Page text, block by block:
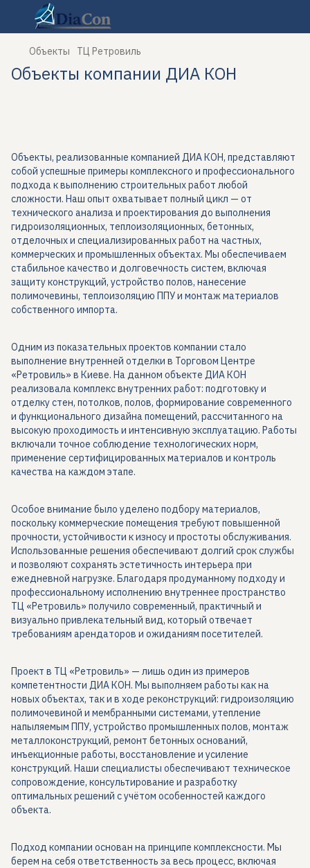
Объекты ТЦ Ретровиль
Объекты компании ДИА КОН
Объекты, реализованные компанией ДИА КОН, представляют
собой успешные примеры комплексного и профессионального
подхода к выполнению строительных работ любой
сложности. Наш опыт охватывает полный цикл — от
технического анализа и проектирования до выполнения
гидроизоляционных, теплоизоляционных, бетонных,
отделочных и специализированных работ на частных,
коммерческих и промышленных объектах. Мы обеспечиваем
стабильное качество и долговечность систем, включая
защиту конструкций, устройство полов, нанесение
полимочевины, теплоизоляцию ППУ и монтаж материалов
собственного импорта.
Одним из показательных проектов компании стало
выполнение внутренней отделки в Торговом Центре
«Ретровиль» в Киеве. На данном объекте ДИА КОН
реализовала комплекс внутренних работ: подготовку и
отделку стен, потолков, полов, формирование современного
и функционального дизайна помещений, рассчитанного на
высокую проходимость и интенсивную эксплуатацию. Работы
включали точное соблюдение технологических норм,
применение сертифицированных материалов и контроль
качества на каждом этапе.
Особое внимание было уделено подбору материалов,
поскольку коммерческие помещения требуют повышенной
прочности, устойчивости к износу и простоты обслуживания.
Использованные решения обеспечивают долгий срок службы
и позволяют сохранять эстетичность интерьера при
ежедневной нагрузке. Благодаря продуманному подходу и
профессиональному исполнению внутреннее пространство
ТЦ «Ретровиль» получило современный, практичный и
визуально привлекательный вид, который отвечает
требованиям арендаторов и ожиданиям посетителей.
Проект в ТЦ «Ретровиль» — лишь один из примеров
компетентности ДИА КОН. Мы выполняем работы как на
новых объектах, так и в ходе реконструкций: гидроизоляцию
полимочевиной и мембранными системами, утепление
напыляемым ППУ, устройство промышленных полов, монтаж
металлоконструкций, ремонт бетонных оснований,
инъекционные работы, восстановление и усиление
конструкций. Наши специалисты обеспечивают техническое
сопровождение, консультирование и разработку
оптимальных решений с учётом особенностей каждого
объекта.
Подход компании основан на принципе комплексности. Мы
берем на себя ответственность за весь процесс, включая